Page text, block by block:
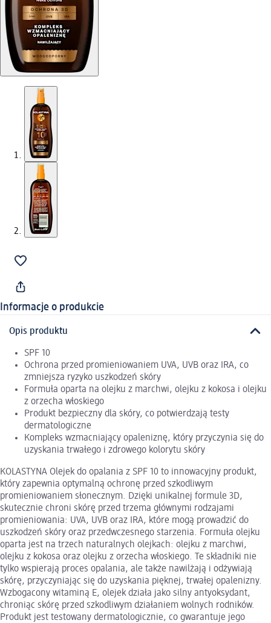
Informacje o produkcie
Opis produktu
SPF 10
Ochrona przed promieniowaniem UVA, UVB oraz IRA, co
zmniejsza ryzyko uszkodzeń skóry
Formuła oparta na olejku z marchwi, olejku z kokosa i olejku
z orzecha włoskiego
Produkt bezpieczny dla skóry, co potwierdzają testy
dermatologiczne
Kompleks wzmacniający opaleniznę, który przyczynia się do
uzyskania trwałego i zdrowego kolorytu skóry
KOLASTYNA Olejek do opalania z SPF 10 to innowacyjny produkt,
który zapewnia optymalną ochronę przed szkodliwym
promieniowaniem słonecznym. Dzięki unikalnej formule 3D,
skutecznie chroni skórę przed trzema głównymi rodzajami
promieniowania: UVA, UVB oraz IRA, które mogą prowadzić do
uszkodzeń skóry oraz przedwczesnego starzenia. Formuła olejku
oparta jest na trzech naturalnych olejkach: olejku z marchwi,
olejku z kokosa oraz olejku z orzecha włoskiego. Te składniki nie
tylko wspierają proces opalania, ale także nawilżają i odżywiają
skórę, przyczyniając się do uzyskania pięknej, trwałej opalenizny.
Wzbogacony witaminą E, olejek działa jako silny antyoksydant,
chroniąc skórę przed szkodliwym działaniem wolnych rodników.
Produkt jest testowany dermatologicznie, co gwarantuje jego